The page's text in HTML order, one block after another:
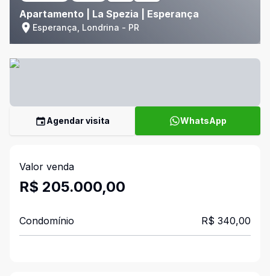
Apartamento | La Spezia | Esperança
Esperança, Londrina - PR
Agendar visita WhatsApp
Valor venda
R$ 205.000,00
Condomínio R$ 340,00